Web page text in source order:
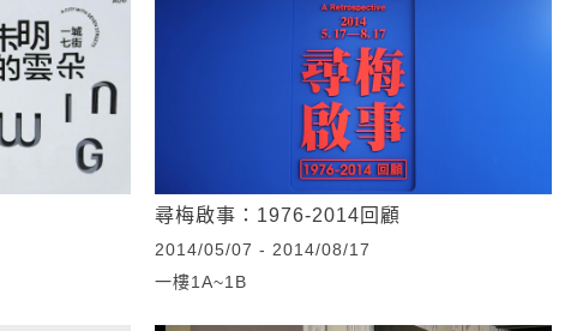
尋梅啟事：1976-2014回顧
2014/05/07 - 2014/08/17
一樓1A~1B